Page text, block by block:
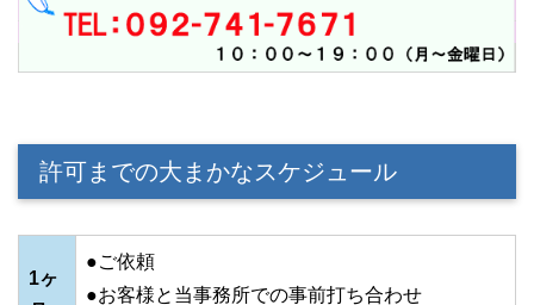
許可までの大まかなスケジュール
1ヶ
●ご依頼
●お客様と当事務所での事前打ち合わせ